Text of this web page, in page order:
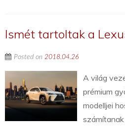
Ismét tartoltak a
Posted on 2018.04.26
A világ
prémium
modelljei